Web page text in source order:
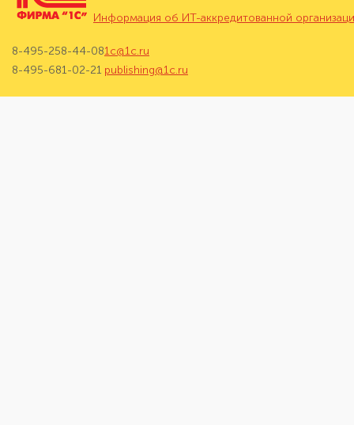
Информация об ИТ-аккредитованной
8-495-258-44-08
8-495-681-02-21
1c@1c.ru
publishing@1c.ru